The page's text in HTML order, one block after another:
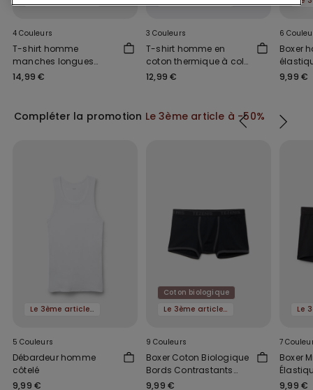
4 Couleurs
T-shirt homme
manches longues
thermique
14,99 €
3 Couleurs
T-shirt homme en
coton thermique à col
rond
12,99 €
6
Boxer
9,99 €
Compléter la promotion Le 3ème article à -50%
Le 3ème article à -50%
5 Couleurs
Débardeur homme
côtelé
9,99 €
Coton biologique
Le 3ème article à -50%
9 Couleurs
Boxer Coton Biologique
Bords Contrastants
Logo
9,99 €
7
Boxer
9,99 €